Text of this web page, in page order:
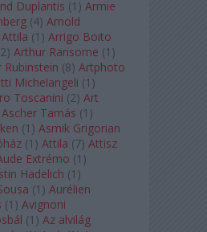
Duplantis (1 ) Armie
(4) Arnold
Attila (1 ) Arrigo Boito
2) Arthur Ransome (1 )
Rubinstein (8) Artphoto
Michelangeli (1 )
Toscanini (2) Art
Ascher Tamás (1 )
(1 ) Asmik Grigorian
(1 ) Attila (7) Attisz
Extrémo (1 )
Hadelich (1 )
(1 ) Aurélien
(1 ) Avignoni
(1 ) Az alvilág